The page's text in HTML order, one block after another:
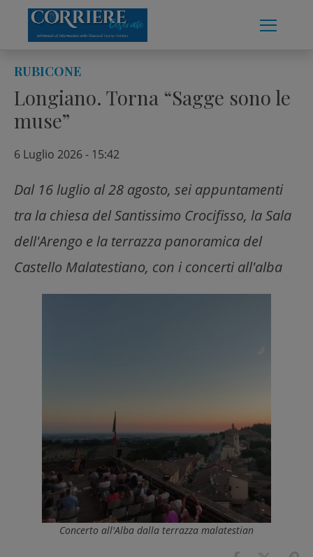
content
RUBICONE
Longiano. Torna “Sagge sono le
muse”
6 Luglio 2026 - 15:42
Dal 16 luglio al 28 agosto, sei appuntamenti
tra la chiesa del Santissimo Crocifisso, la Sala
dell'Arengo e la terrazza panoramica del
Castello Malatestiano, con i concerti all'alba
Concerto all'Alba dalla terrazza malatestian